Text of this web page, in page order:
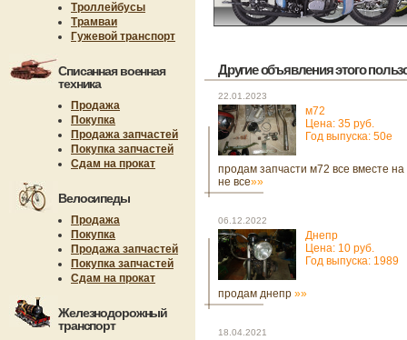
Троллейбусы
Трамваи
Гужевой транспорт
Списанная военная
техника
Продажа
Покупка
Продажа запчастей
Покупка запчастей
Сдам на прокат
Велосипеды
Продажа
Покупка
Продажа запчастей
Покупка запчастей
Сдам на прокат
Железнодорожный
транспорт
Другие объявления этого
22.01.2023
м72
Цена: 35 руб.
Год выпуска: 50е
продам запчасти м72 все вместе
не все»»
06.12.2022
Днепр
Цена: 10 руб.
Год выпуска: 1989
продам днепр »»
18.04.2021